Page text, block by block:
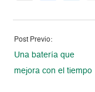
Post Previo:
Una batería que
mejora con el tiempo